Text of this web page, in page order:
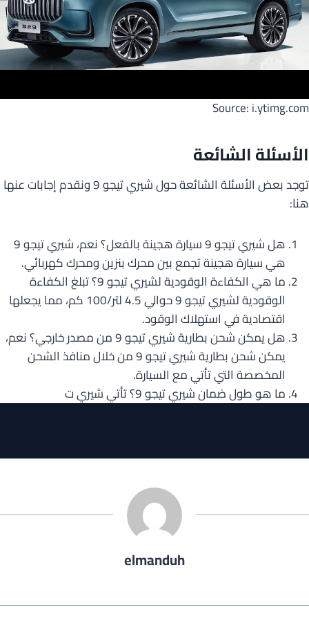
Source: i.ytimg.com
الأسئلة الشائعة
توجد بعض الأسئلة الشائعة حول شيري تيجو 9 ونقدم إجابات عنها
هنا:
هل شيري تيجو 9 سيارة هجينة بالفعل؟ نعم، شيري تيجو 9
هي سيارة هجينة تجمع بين محرك بنزين ومحرك كهربائي.
ما هي الكفاءة الوقودية لشيري تيجو 9؟ تبلغ الكفاءة
الوقودية لشيري تيجو 9 حوالي 4.5 لتر/100 كم، مما يجعلها
اقتصادية في استهلاك الوقود.
هل يمكن شحن بطارية شيري تيجو 9 من مصدر خارجي؟ نعم،
يمكن شحن بطارية شيري تيجو 9 من خلال منافذ الشحن
المخصصة التي تأتي مع السيارة.
ما هو طول ضمان شيري تيجو 9؟ تأتي شيري ت
elmanduh